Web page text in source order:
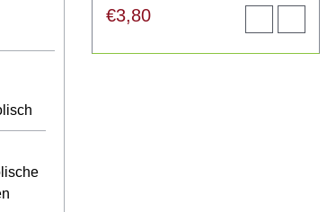
€3,80
product
aan